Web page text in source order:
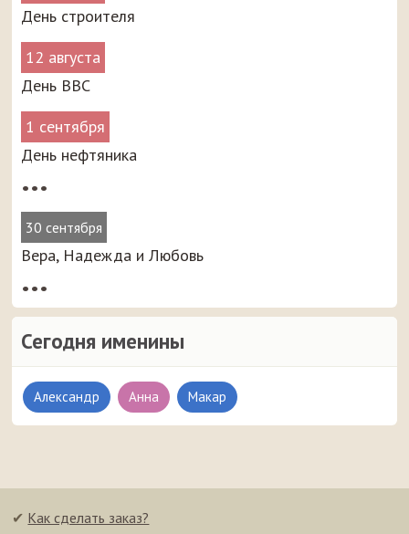
День строителя
12 августа
День ВВС
1 сентября
День нефтяника
•••
30 сентября
Вера, Надежда и Любовь
•••
Сегодня именины
Александр Анна Макар
✔ Как сделать заказ?